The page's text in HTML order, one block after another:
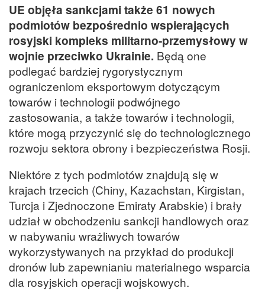
UE objęła sankcjami także 61 nowych
podmiotów bezpośrednio wspierających
rosyjski kompleks militarno-przemysłowy w
wojnie przeciwko Ukrainie. Będą one
podlegać bardziej rygorystycznym
ograniczeniom eksportowym dotyczącym
towarów i technologii podwójnego
zastosowania, a także towarów i technologii,
które mogą przyczynić się do technologicznego
rozwoju sektora obrony i bezpieczeństwa Rosji.
Niektóre z tych podmiotów znajdują się w
krajach trzecich (Chiny, Kazachstan, Kirgistan,
Turcja i Zjednoczone Emiraty Arabskie) i brały
udział w obchodzeniu sankcji handlowych oraz
w nabywaniu wrażliwych towarów
wykorzystywanych na przykład do produkcji
dronów lub zapewnianiu materialnego wsparcia
dla rosyjskich operacji wojskowych.